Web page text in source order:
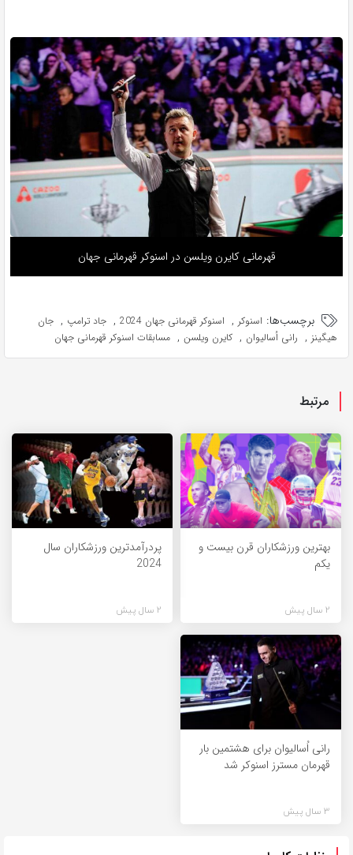
قهرمانی کایرن ویلسن در اسنوکر قهرمانی جهان
برچسب‌ها: اسنوکر , اسنوکر قهرمانی جهان 2024 , جاد ترامپ , جان
هیگینز , رانی اُسالیوان , کایرن ویلسن , مسابقات اسنوکر قهرمانی جهان
مرتبط
بهترین ورزشکاران قرن بیست و
یکم
2 سال پیش
پردرآمدترین ورزشکاران سال
2024
2 سال پیش
رانی اُسالیوان برای هشتمین بار
قهرمان مسترز اسنوکر شد
3 سال پیش